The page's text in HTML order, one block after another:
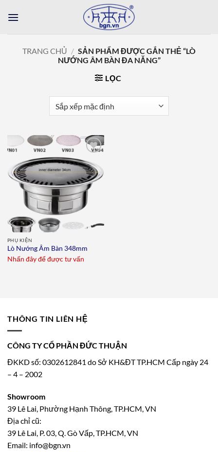
qua
TRANG CHỦ / SẢN PHẨM ĐƯỢC GẮN THẺ “LÒ
NƯỚNG ÂM BÀN ĐA NĂNG”
LỌC
Add to
wishlist
PHỤ KIỆN
Lò Nướng Âm Bàn 348mm
Nhấn đây để được tư vấn
THÔNG TIN LIÊN HỆ
CÔNG TY CỔ PHẦN ĐỨC THUẬN
ĐKKD số: 0302612841 do Sở KH&ĐT TP.HCM Cấp ngày 24
– 4 – 2002
Showroom
39 Lê Lai, Phường Hạnh Thông, TP.HCM, VN
Địa chỉ cũ:
39 Lê Lai, P. 03, Q. Gò Vấp, TP.HCM, VN
Email: info@bgn.vn